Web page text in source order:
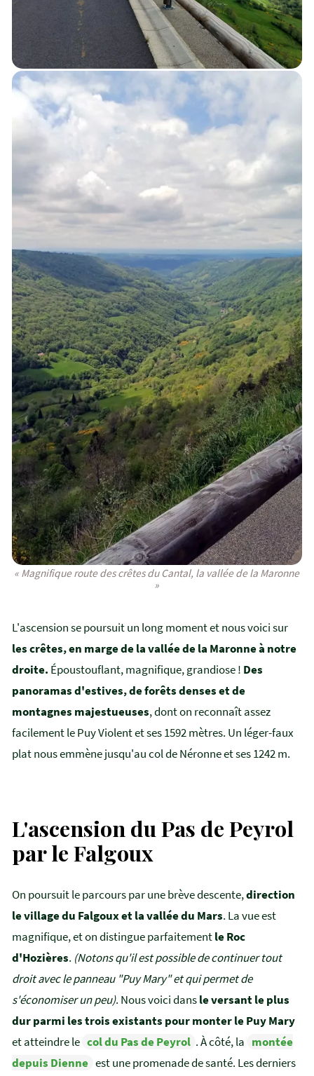
« Magnifique route des crêtes du Cantal, la vallée de la Maronne
»
L'ascension se poursuit un long moment et nous voici sur
les crêtes, en marge de la vallée de la Maronne à notre
droite. Époustouflant, magnifique, grandiose ! Des
panoramas d'estives, de forêts denses et de
montagnes majestueuses, dont on reconnaît assez
facilement le Puy Violent et ses 1592 mètres. Un léger-faux
plat nous emmène jusqu'au col de Néronne et ses 1242 m.
L'ascension du Pas de Peyrol
par le Falgoux
On poursuit le parcours par une brève descente,direction
le village du Falgoux et la vallée du Mars. La vue est
magnifique, et on distingue parfaitementle Roc
d'Hozières. (Notons qu'il est possible de continuer tout
droit avec le panneau "Puy Mary" et qui permet de
s'économiser un peu). Nous voici dansle versant le plus
dur parmi les trois existants pour monter le Puy Mary
et atteindre le col du Pas de Peyrol . À côté, la montée
depuis Dienne est une promenade de santé. Les derniers